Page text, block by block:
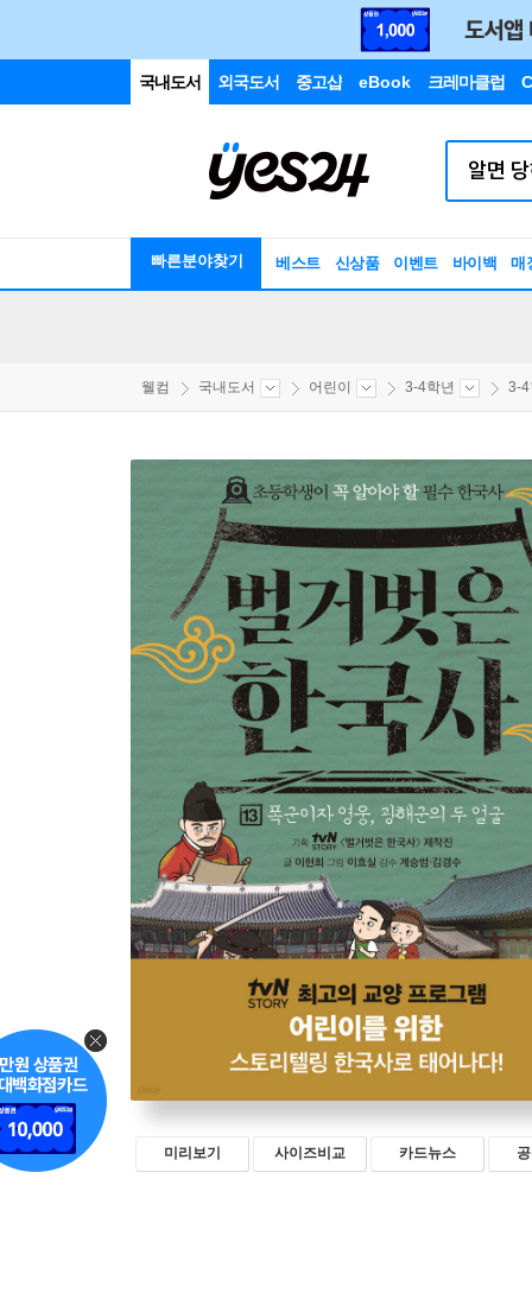
국내도서 외국도서 중고샵 eBook 크레마클럽
빠른분야찾기 베스트 신상품 이벤트 바이백 매
웰컴 국내도서 어린이 3-4학년 3-4
미리보기 사이즈비교 카드뉴스